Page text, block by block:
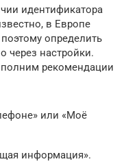
идентификатора
в Европе
определить
через настройки.
рекомендации
или «Моё
информация».